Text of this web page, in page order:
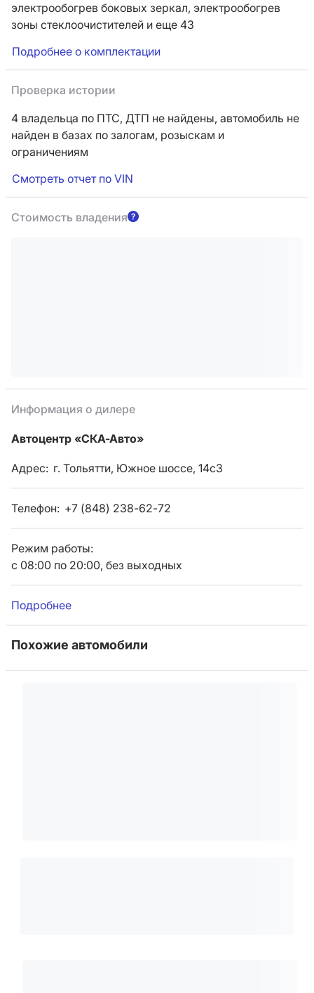
электрообогрев боковых зеркал, электрообогрев
зоны стеклоочистителей и еще 43
Подробнее о комплектации
Проверка истории
4 владельца по ПТС, ДТП не найдены, автомобиль не
найден в базах по залогам, розыскам и
ограничениям
Смотреть отчет по VIN
Стоимость владения
Информация о дилере
Автоцентр «СКА-Авто»
Адрес: г. Тольятти, Южное шоссе, 14с3
Телефон: +7 (848) 238-62-72
Режим работы:
с 08:00 по 20:00, без выходных
Подробнее
Похожие автомобили